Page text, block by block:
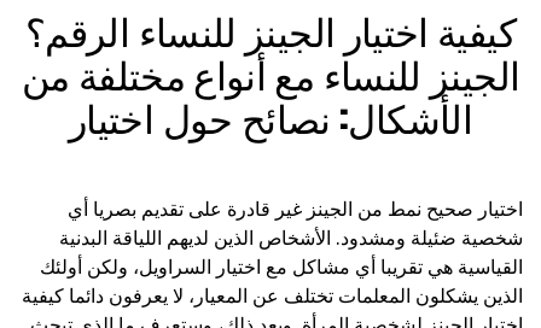
كيفية اختيار الجينز للنساء الرقم؟
الجينز للنساء مع أنواع مختلفة من
الأشكال: نصائح حول اختيار
اختيار صحيح نمط من الجينز غير قادرة على تقديم بصريا أي
شخصية ضئيلة ومشدود. الأشخاص الذين لديهم اللياقة البدنية
القياسية هي تقريبا أي مشاكل مع اختيار السراويل، ولكن أولئك
الذين يشكلون المعلمات تختلف عن المعيار، لا يعرفون دائما كيفية